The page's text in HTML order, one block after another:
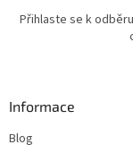
Přihlaste se k
Informace
Blog